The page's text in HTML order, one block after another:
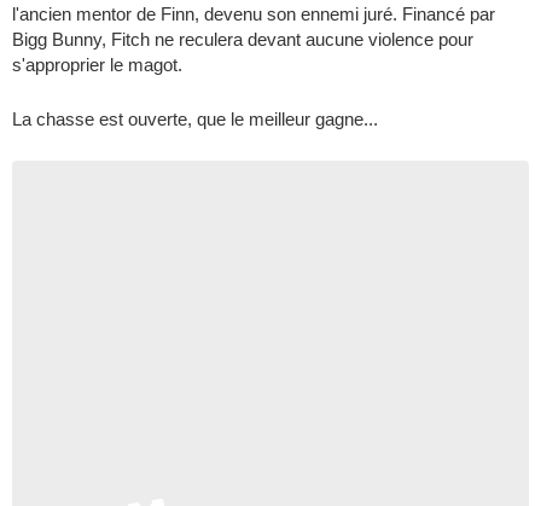
l'ancien mentor de Finn, devenu son ennemi juré. Financé par
Bigg Bunny, Fitch ne reculera devant aucune violence pour
s'approprier le magot.
La chasse est ouverte, que le meilleur gagne...